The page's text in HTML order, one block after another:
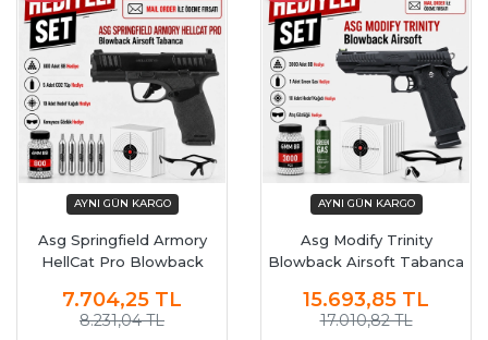
Asg Springfield Armory
HellCat Pro Blowback
7.704,25 TL
8.231,04 TL
Asg Modify Trinity
Blowback Airsoft Tabanca
15.693,85 TL
17.010,82 TL